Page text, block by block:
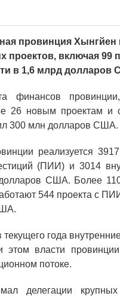
провинция
проектов, включая
в 1,6 млрд долларов
финансов
26 новым проектам
300 млн долларов США.
реализуется
(ПИИ) и 3014
США. Более
544 проекта с
года
власти провинции
потоке.
делегации